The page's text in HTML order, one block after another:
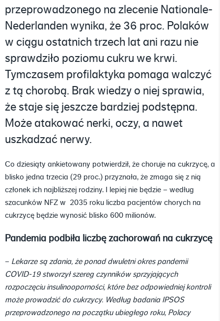
przeprowadzonego na zlecenie Nationale-
Nederlanden wynika, że 36 proc. Polaków
w ciągu ostatnich trzech lat ani razu nie
sprawdziło poziomu cukru we krwi.
Tymczasem profilaktyka pomaga walczyć
z tą chorobą. Brak wiedzy o niej sprawia,
że staje się jeszcze bardziej podstępna.
Może atakować nerki, oczy, a nawet
uszkadzać nerwy.
Co dziesiąty ankietowany potwierdził, że choruje na cukrzycę, a
blisko jedna trzecia (29 proc.) przyznała, że zmaga się z nią
członek ich najbliższej rodziny. I lepiej nie będzie – według
szacunków NFZ w 2035 roku liczba pacjentów chorych na
cukrzycę będzie wynosić blisko 600 milionów.
Pandemia podbiła liczbę zachorowań na cukrzycę
– Lekarze są zdania, że ponad dwuletni okres pandemii
COVID-19 stworzył szereg czynników sprzyjających
rozpoczęciu insulinooporności, które bez odpowiedniej kontroli
może prowadzić do cukrzycy. Według badania IPSOS
przeprowadzonego na początku ubiegłego roku, Polacy